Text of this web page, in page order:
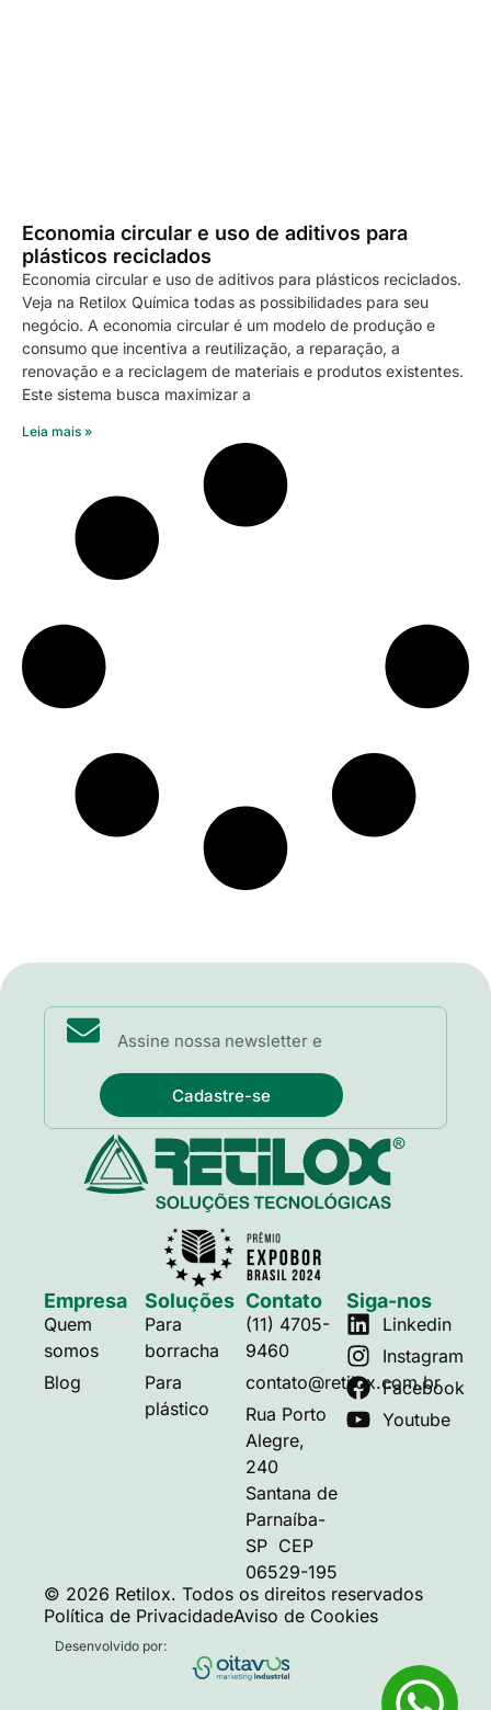
Economia circular e uso de aditivos para
plásticos reciclados
Economia circular e uso de aditivos para plásticos reciclados.
Veja na Retilox Química todas as possibilidades para seu
negócio. A economia circular é um modelo de produção e
consumo que incentiva a reutilização, a reparação, a
renovação e a reciclagem de materiais e produtos existentes.
Este sistema busca maximizar a
Leia mais »
Cadastre-se
Empresa
Quem
somos
Blog
Soluções
Para
borracha
Para
plástico
Contato
(11) 4705-
9460
contato@retilox.com.br
Rua Porto
Alegre,
240
Santana de
Parnaíba-
SP CEP
06529-195
Siga-nos
Linkedin
Instagram
Facebook
Youtube
© 2026 Retilox. Todos os direitos reservados
Política de PrivacidadeAviso de Cookies
Desenvolvido por: